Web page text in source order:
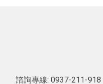
諮詢專線: 0937-211-918